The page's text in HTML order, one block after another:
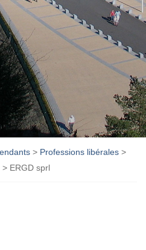
> Professions libérales >
> ERGD sprl